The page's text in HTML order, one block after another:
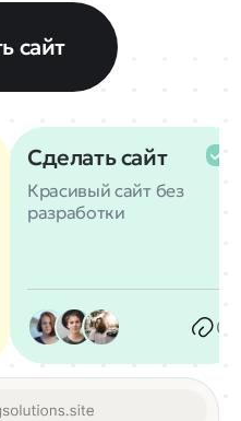
сайт
Сделать сайт
Красивый сайт без
разработки
0